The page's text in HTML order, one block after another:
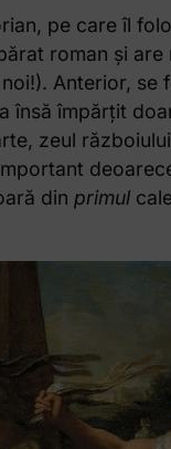
pe care îl
roman și
Anterior,
însă împărțit
zeul
din primul